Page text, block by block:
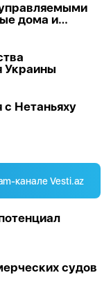
дома и
Украины
с Нетаньяху
канале Vesti.az
судов